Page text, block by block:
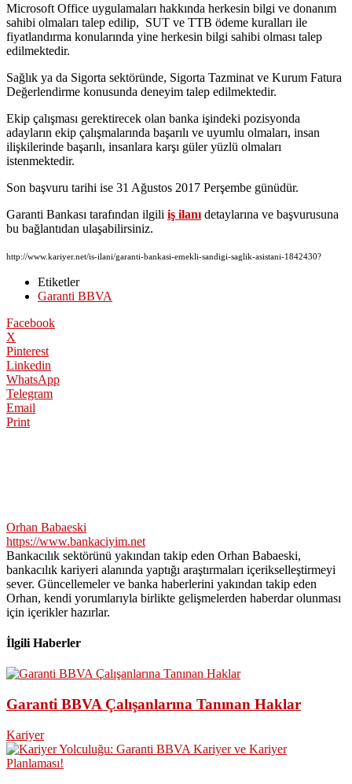
Microsoft Office uygulamaları hakkında herkesin bilgi ve donanım
sahibi olmaları talep edilip, SUT ve TTB ödeme kuralları ile
fiyatlandırma konularında yine herkesin bilgi sahibi olması talep
edilmektedir.
Sağlık ya da Sigorta sektöründe, Sigorta Tazminat ve Kurum Fatura
Değerlendirme konusunda deneyim talep edilmektedir.
Ekip çalışması gerektirecek olan banka işindeki pozisyonda
adayların ekip çalışmalarında başarılı ve uyumlu olmaları, insan
ilişkilerinde başarılı, insanlara karşı güler yüzlü olmaları
istenmektedir.
Son başvuru tarihi ise 31 Ağustos 2017 Perşembe günüdür.
Garanti Bankası tarafından ilgili iş ilanı detaylarına ve başvurusuna
bu bağlantıdan ulaşabilirsiniz.
http://www.kariyer.net/is-ilani/garanti-bankasi-emekli-sandigi-saglik-asistani-1842430?
Etiketler
Garanti BBVA
Facebook
X
Pinterest
Linkedin
WhatsApp
Telegram
Email
Print
Orhan Babaeski
https://www.bankaciyim.net
Bankacılık sektörünü yakından takip eden Orhan Babaeski,
bankacılık kariyeri alanında yaptığı araştırmaları içerikselleştirmeyi
sever. Güncellemeler ve banka haberlerini yakından takip eden
Orhan, kendi yorumlarıyla birlikte gelişmelerden haberdar olunması
için içerikler hazırlar.
İlgili Haberler
Garanti BBVA Çalışanlarına Tanınan Haklar
Kariyer